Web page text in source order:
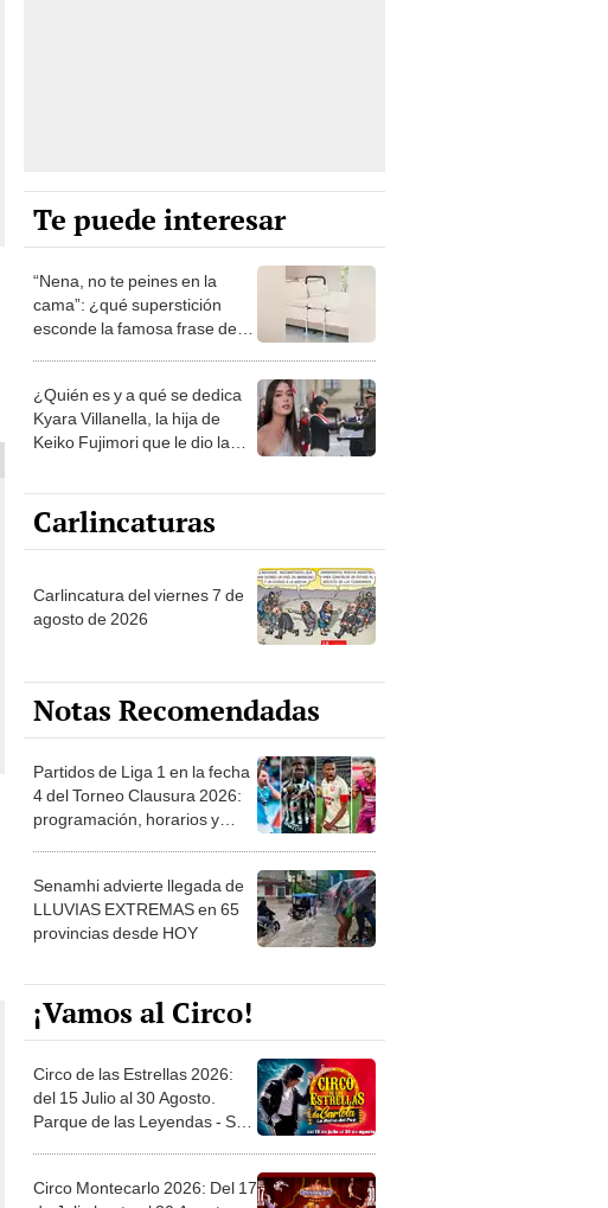
Te puede interesar
“Nena, no te peines en la
cama”: ¿qué superstición
esconde la famosa frase de
¿Quién es y a qué se dedica
Kyara Villanella, la hija de
Keiko Fujimori que le dio la
Carlincaturas
Carlincatura del viernes 7 de
agosto de 2026
Notas Recomendadas
Partidos de Liga 1 en la fecha
4 del Torneo Clausura 2026:
programación, horarios y
Senamhi advierte llegada de
LLUVIAS EXTREMAS en 65
provincias desde HOY
¡Vamos al Circo!
Circo de las Estrellas 2026:
del 15 Julio al 30 Agosto.
Parque de las Leyendas - San
Circo Montecarlo 2026: Del 17